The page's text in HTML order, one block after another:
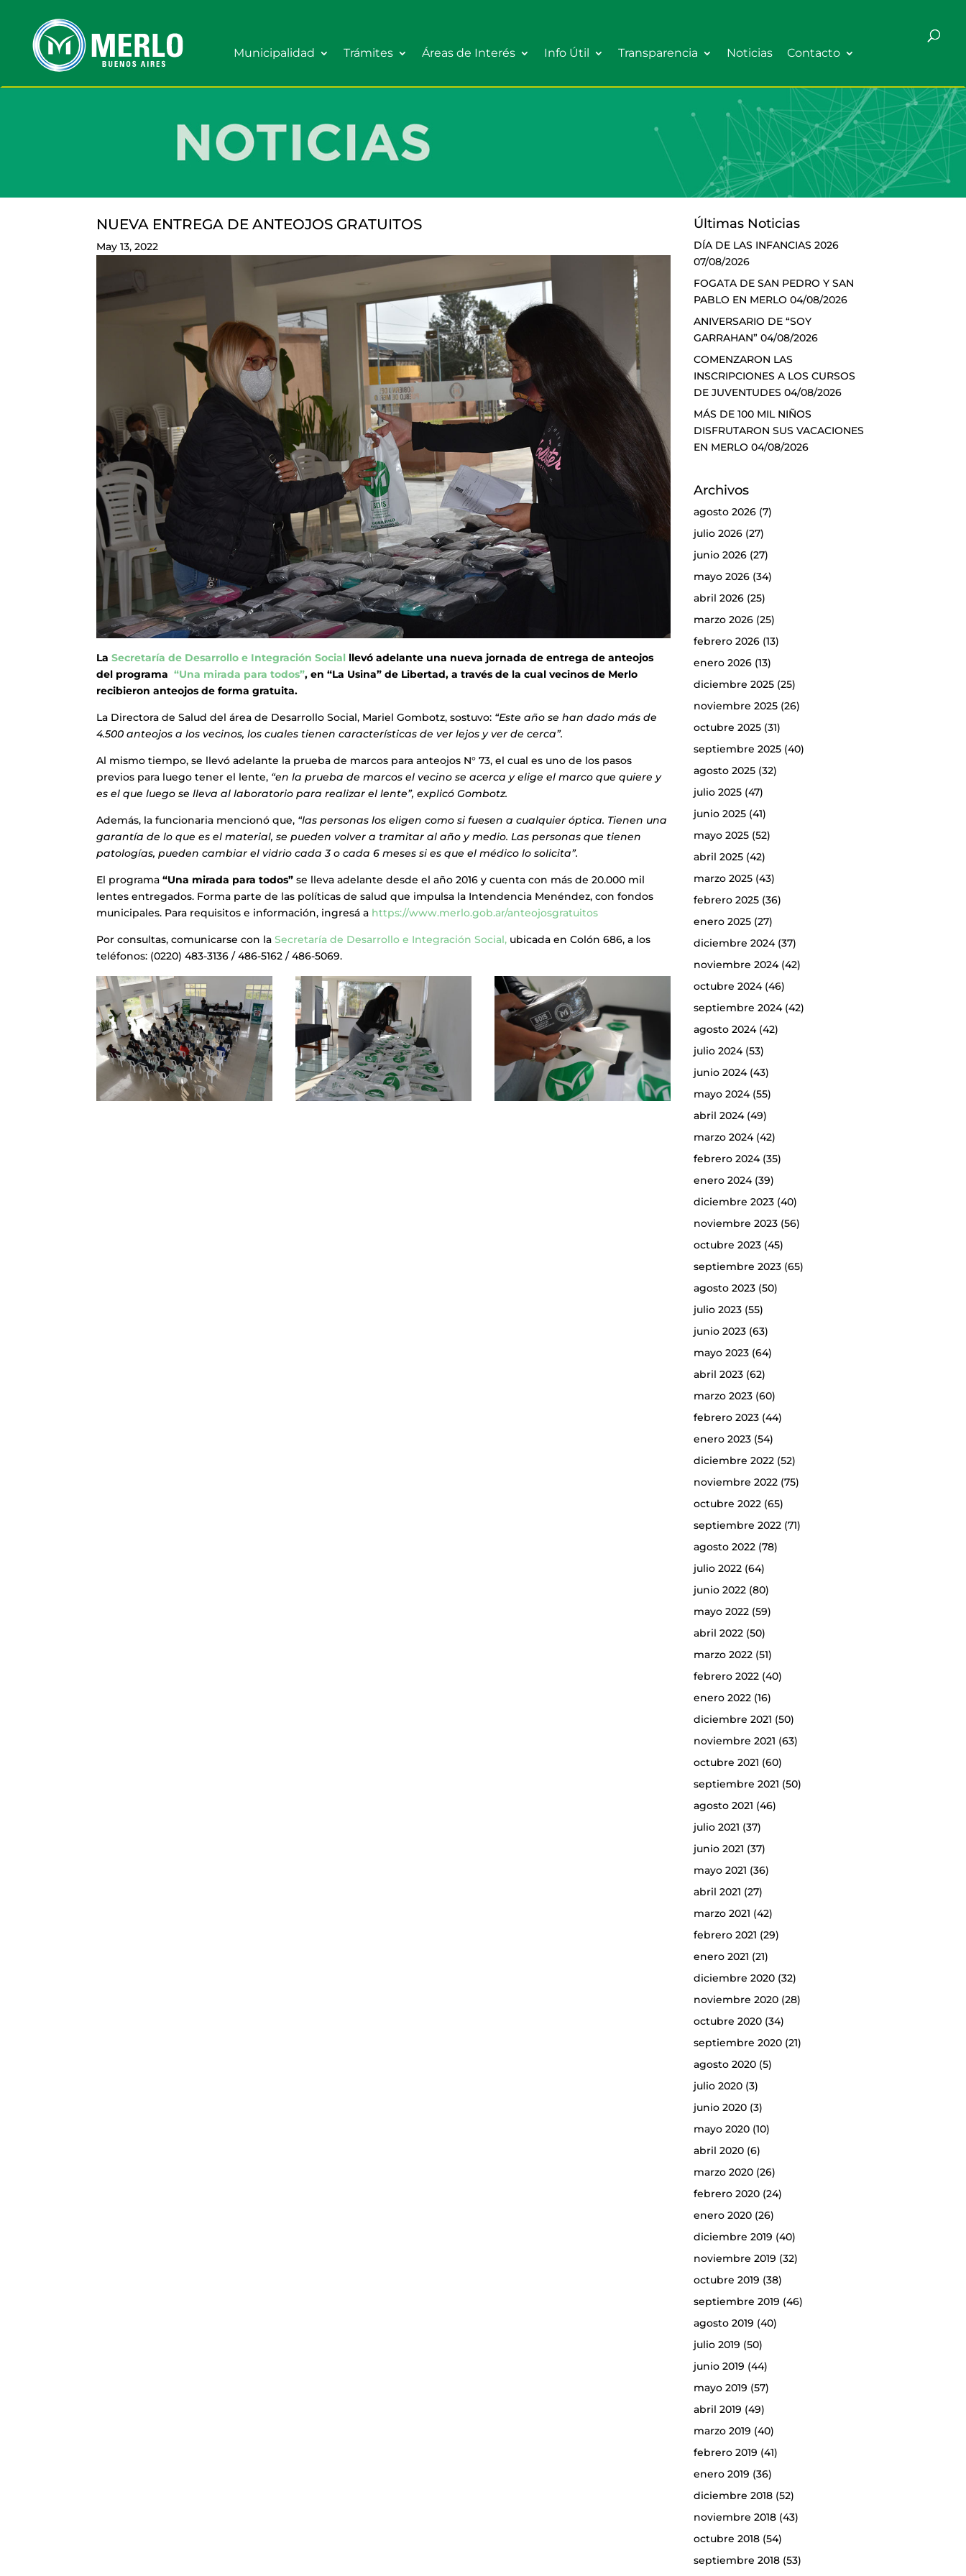
Municipalidad Trámites Áreas de Interés Info Útil Transparencia Noticias Contacto
NUEVA ENTREGA DE ANTEOJOS GRATUITOS
May 13, 2022
LaSecretaría de Desarrollo e Integración Social llevó adelante una nueva jornada de entrega de anteojos
del programa“Una mirada para todos”, en “La Usina” de Libertad, a través de la cual vecinos de Merlo
recibieron anteojos de forma gratuita.
La Directora de Salud del área de Desarrollo Social, Mariel Gombotz, sostuvo: “Este año se han dado más de
4.500 anteojos a los vecinos, los cuales tienen características de ver lejos y ver de cerca”.
Al mismo tiempo, se llevó adelante la prueba de marcos para anteojos N° 73, el cual es uno de los pasos
previos para luego tener el lente, “en la prueba de marcos el vecino se acerca y elige el marco que quiere y
es el que luego se lleva al laboratorio para realizar el lente”, explicó Gombotz.
Además, la funcionaria mencionó que, “las personas los eligen como si fuesen a cualquier óptica. Tienen una
garantía de lo que es el material, se pueden volver a tramitar al año y medio. Las personas que tienen
patologías, pueden cambiar el vidrio cada 3 o cada 6 meses si es que el médico lo solicita”.
El programa“Una mirada para todos” se lleva adelante desde el año 2016 y cuenta con más de 20.000 mil
lentes entregados. Forma parte de las políticas de salud que impulsa la Intendencia Menéndez, con fondos
municipales. Para requisitos e información, ingresá a https://www.merlo.gob.ar/anteojosgratuitos
Por consultas, comunicarse con laSecretaría de Desarrollo e Integración Social, ubicada en Colón 686, a los
teléfonos: (0220) 483-3136 / 486-5162 / 486-5069.
Últimas Noticias
DÍA DE LAS INFANCIAS 2026
07/08/2026
FOGATA DE SAN PEDRO Y SAN
PABLO EN MERLO 04/08/2026
ANIVERSARIO DE “SOY
GARRAHAN” 04/08/2026
COMENZARON LAS
INSCRIPCIONES A LOS CURSOS
DE JUVENTUDES 04/08/2026
MÁS DE 100 MIL NIÑOS
DISFRUTARON SUS VACACIONES
EN MERLO 04/08/2026
Archivos
agosto 2026(7)
julio 2026(27)
junio 2026(27)
mayo 2026(34)
abril 2026(25)
marzo 2026(25)
febrero 2026(13)
enero 2026(13)
diciembre 2025(25)
noviembre 2025(26)
octubre 2025(31)
septiembre 2025(40)
agosto 2025(32)
julio 2025(47)
junio 2025(41)
mayo 2025(52)
abril 2025(42)
marzo 2025(43)
febrero 2025(36)
enero 2025(27)
diciembre 2024(37)
noviembre 2024(42)
octubre 2024(46)
septiembre 2024(42)
agosto 2024(42)
julio 2024(53)
junio 2024(43)
mayo 2024(55)
abril 2024(49)
marzo 2024(42)
febrero 2024(35)
enero 2024(39)
diciembre 2023(40)
noviembre 2023(56)
octubre 2023(45)
septiembre 2023(65)
agosto 2023(50)
julio 2023(55)
junio 2023(63)
mayo 2023(64)
abril 2023(62)
marzo 2023(60)
febrero 2023(44)
enero 2023(54)
diciembre 2022(52)
noviembre 2022(75)
octubre 2022(65)
septiembre 2022(71)
agosto 2022(78)
julio 2022(64)
junio 2022(80)
mayo 2022(59)
abril 2022(50)
marzo 2022(51)
febrero 2022(40)
enero 2022(16)
diciembre 2021 (50)
noviembre 2021 (63)
octubre 2021 (60)
septiembre 2021 (50)
agosto 2021 (46)
julio 2021 (37)
junio 2021 (37)
mayo 2021 (36)
abril 2021 (27)
marzo 2021 (42)
febrero 2021 (29)
enero 2021 (21)
diciembre 2020(32)
noviembre 2020(28)
octubre 2020(34)
septiembre 2020(21)
agosto 2020(5)
julio 2020(3)
junio 2020(3)
mayo 2020(10)
abril 2020(6)
marzo 2020(26)
febrero 2020(24)
enero 2020(26)
diciembre 2019 (40)
noviembre 2019 (32)
octubre 2019 (38)
septiembre 2019 (46)
agosto 2019 (40)
julio 2019 (50)
junio 2019 (44)
mayo 2019 (57)
abril 2019 (49)
marzo 2019 (40)
febrero 2019 (41)
enero 2019 (36)
diciembre 2018(52)
noviembre 2018(43)
octubre 2018(54)
septiembre 2018(53)